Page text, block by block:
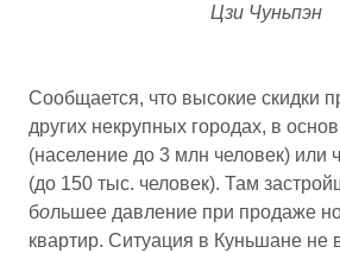
Цзи Чуньпэн
Сообщается, что высокие скидки
других некрупных городах, в
(население до 3 млн человек) или
(до 150 тыс. человек). Там
большее давление при продаже
квартир. Ситуация в Куньшане не